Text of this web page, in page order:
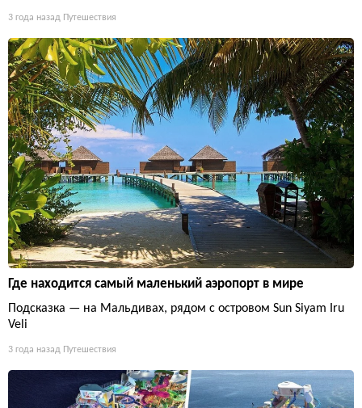
3 года назад Путешествия
Где находится самый маленький аэропорт в мире
Подсказка — на Мальдивах, рядом с островом Sun Siyam Iru
Veli
3 года назад Путешествия